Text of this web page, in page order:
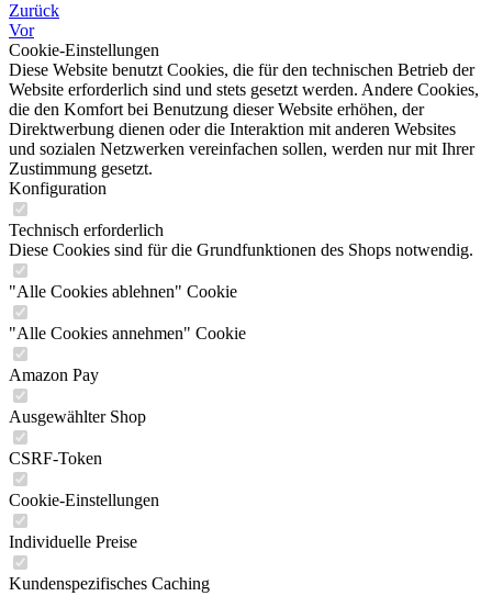
Zurück
Vor
Cookie-Einstellungen
Diese Website benutzt Cookies, die für den technischen Betrieb der
Website erforderlich sind und stets gesetzt werden. Andere Cookies,
die den Komfort bei Benutzung dieser Website erhöhen, der
Direktwerbung dienen oder die Interaktion mit anderen Websites
und sozialen Netzwerken vereinfachen sollen, werden nur mit Ihrer
Zustimmung gesetzt.
Konfiguration
Technisch erforderlich
Diese Cookies sind für die Grundfunktionen des Shops notwendig.
"Alle Cookies ablehnen" Cookie
"Alle Cookies annehmen" Cookie
Amazon Pay
Ausgewählter Shop
CSRF-Token
Cookie-Einstellungen
Individuelle Preise
Kundenspezifisches Caching